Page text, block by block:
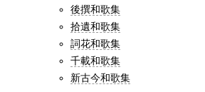
後撰和歌集
拾遺和歌集
詞花和歌集
千載和歌集
新古今和歌集